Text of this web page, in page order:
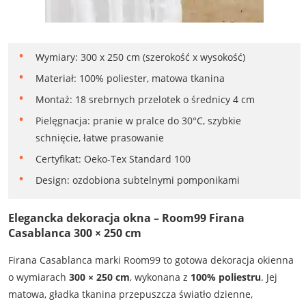
Wymiary: 300 x 250 cm (szerokość x wysokość)
Materiał: 100% poliester, matowa tkanina
Montaż: 18 srebrnych przelotek o średnicy 4 cm
Pielęgnacja: pranie w pralce do 30°C, szybkie
schnięcie, łatwe prasowanie
Certyfikat: Oeko-Tex Standard 100
Design: ozdobiona subtelnymi pomponikami
Elegancka dekoracja okna – Room99 Firana
Casablanca 300 × 250 cm
Firana Casablanca marki Room99 to gotowa dekoracja okienna
o wymiarach 300 × 250 cm, wykonana z 100% poliestru. Jej
matowa, gładka tkanina przepuszcza światło dzienne,